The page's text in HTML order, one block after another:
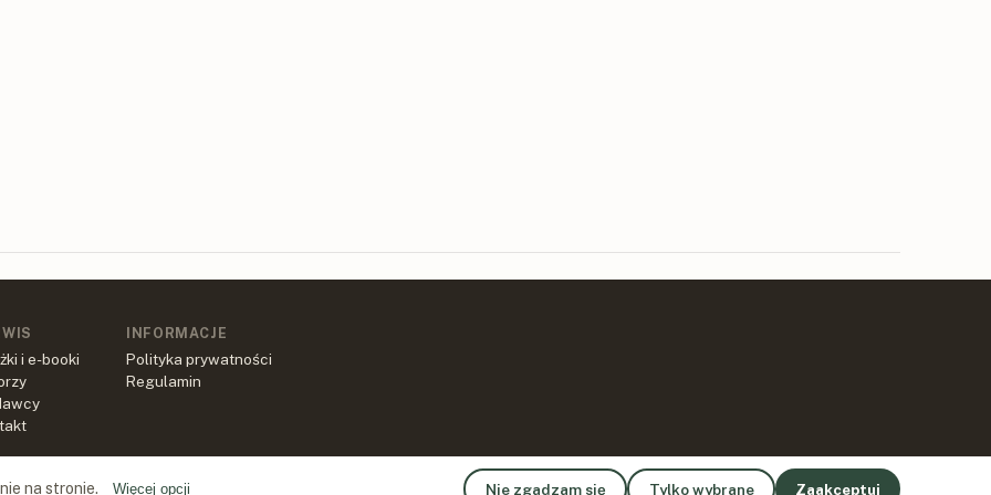
i e-booki
INFORMACJE
Polityka prywatności
Regulamin
na stronie. Więcej opcji Nie zgadzam się Tylko wybrane Zaakceptuj